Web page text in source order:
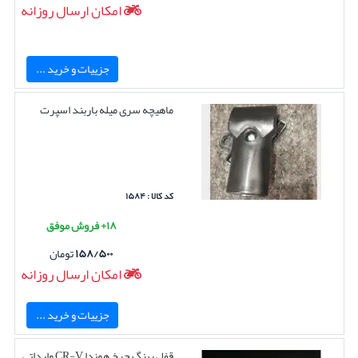
امکان ارسال روزانه
جزییات و خرید ...
ماهیچه سری میله باربند اسپرت
کد کالا : ۱۵۸۴
۱۸+ فروش موفق
۱۵۸/۵۰۰تومان
امکان ارسال روزانه
جزییات و خرید ...